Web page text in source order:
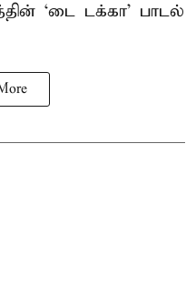
‘டை டக்கா’ பாடல்